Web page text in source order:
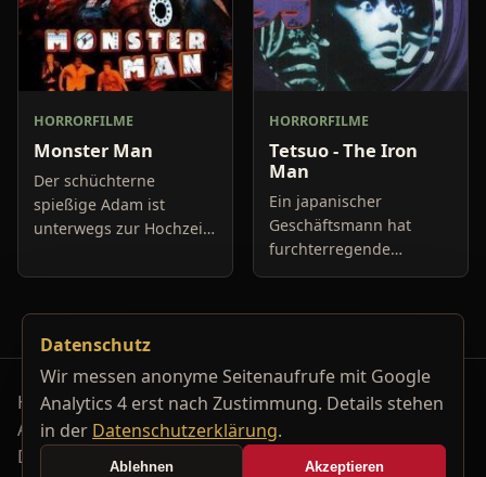
HORRORFILME
Monster Man
Der schüchterne
spießige Adam ist
unterwegs zur Hochzeit
diese eventuell noch von
sich zurückzuge
HORRORFILME
Tetsuo - The Iron
Man
Ein japanischer
Geschäftsmann hat
furchterregende
Albträume von bizarren
Wie im Wahn nimmt er
schiebt es sich unter
Horrorfilm-Reviews, Serienkiller-Profile und Genre-
Archiv.
Datenschutzerklärung
Kontakt
Datenschutz
Wir messen anonyme Seitenaufrufe mit Google
Analytics 4 erst nach Zustimmung. Details stehen
in der Datenschutzerklärung.
Ablehnen Akzeptieren